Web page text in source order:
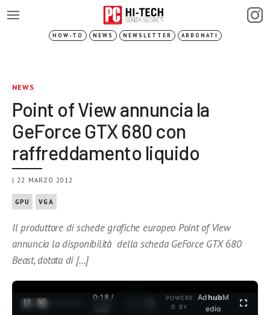
HOW-TO NEWS NEWSLETTER ABBONATI
NEWS
Point of View annuncia la
GeForce GTX 680 con
raffreddamento liquido
| 22 MARZO 2012
GPU VGA
Il produttore di schede grafiche europeo Point of View
annuncia la disponibilità della scheda GeForce GTX 680
Beast, dotata di […]
0:19 /
3:37
POWERE
D BY
AdhubM
edia